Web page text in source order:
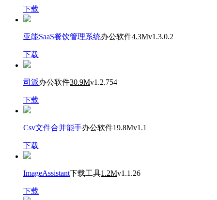
下载
亚能SaaS餐饮管理系统办公软件4.3Mv1.3.0.2
下载
司派办公软件30.9Mv1.2.754
下载
Csv文件合并能手办公软件19.8Mv1.1
下载
ImageAssistant下载工具1.2Mv1.1.26
下载